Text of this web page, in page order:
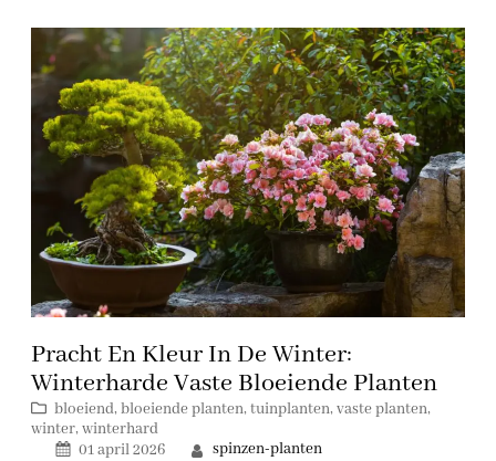
temperaturen dalen. Hier zijn enkele…
Pracht En Kleur In De Winter:
Winterharde Vaste Bloeiende Planten
bloeiend, bloeiende planten, tuinplanten, vaste planten
winter, winterhard
01 april 2026
spinzen-planten